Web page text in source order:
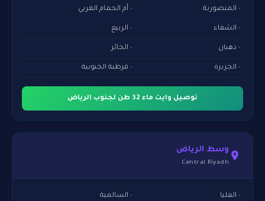
المنصورية أم الحمام الغربي
الشفاء الربيع
ذهبان الحائر
الجزيرة قرطبة الجنوبية
توصيل وايت ماء 32 طن لجنوب الرياض
وسط الرياض
Central Riyadh
العليا السالمية